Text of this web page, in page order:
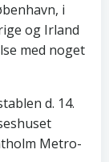
i
og Irland
med noget
d. 14.
Metro-